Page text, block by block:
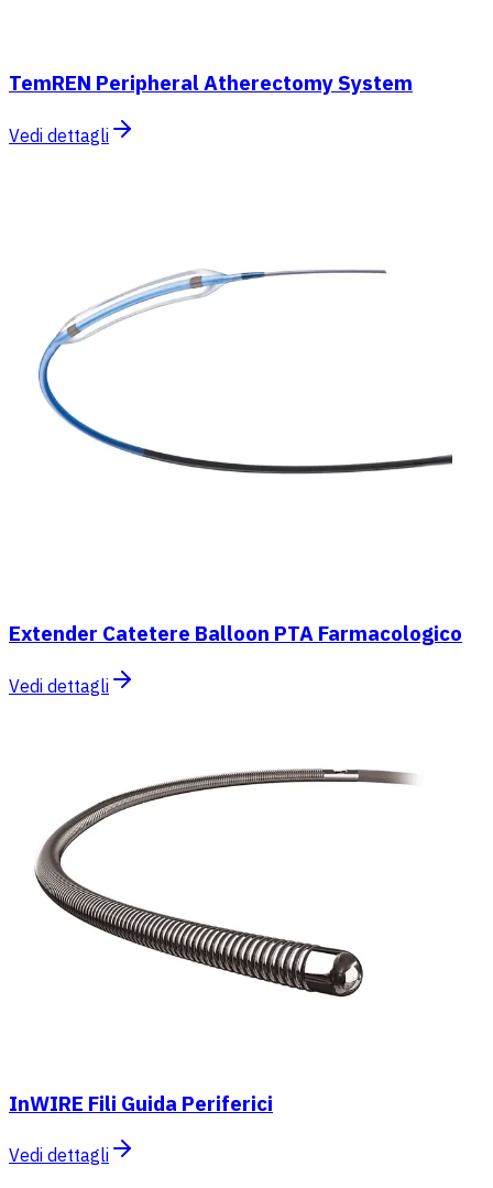
TemREN Peripheral Atherectomy System
Vedi dettagli
Extender Catetere Balloon PTA Farmacologico
Vedi dettagli
InWIRE Fili Guida Periferici
Vedi dettagli